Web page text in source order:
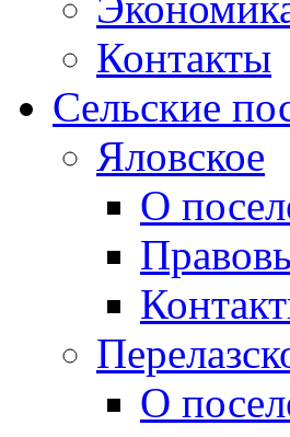
Контакты
Сельские
Яловское
О
О